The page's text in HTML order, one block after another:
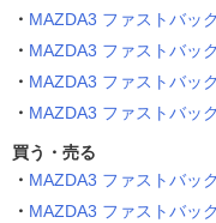
MAZDA3 ファストバッ
MAZDA3 ファストバッ
MAZDA3 ファストバッ
MAZDA3 ファストバッ
買う・売る
MAZDA3 ファストバッ
MAZDA3 ファストバッ